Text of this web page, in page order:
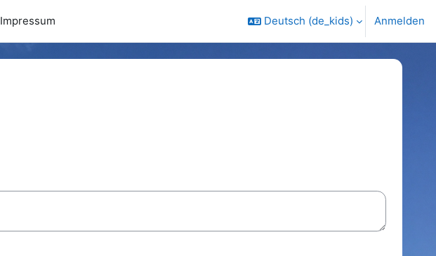
Impressum Deutsch ‎(de_kids)‎ Anmelden